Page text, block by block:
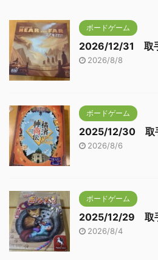
ボードゲーム
2026/12/31 取
2026/8/8
ボードゲーム
2025/12/30 取
2026/8/6
ボードゲーム
2025/12/29 取
2026/8/4